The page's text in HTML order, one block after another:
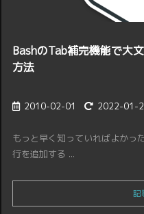
BashのTab補完機能で大
方法
2010-02-01 2022-01-
もっと早く知っていればよか
行を追加する ...
記